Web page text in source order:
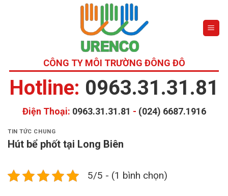
CÔNG TY MÔI TRƯỜNG ĐÔNG ĐÔ
Hotline: 0963.31.31.81
Điện Thoại: 0963.31.31.81 - (024) 6687.1916
TIN TỨC CHUNG
Hút bể phốt tại Long Biên
5/5 - (1 bình chọn)